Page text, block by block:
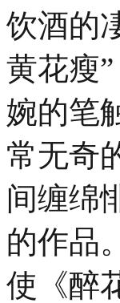
饮酒的
黄花瘦
婉的笔
常无奇
间缠绵
的作品
使《醉